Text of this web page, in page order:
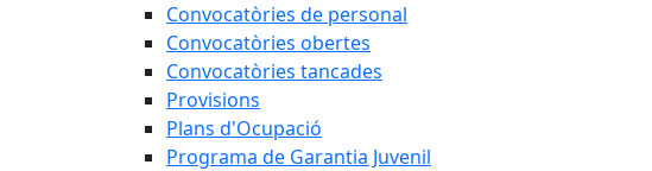
Convocatòries de personal
Convocatòries obertes
Convocatòries tancades
Provisions
Plans d'Ocupació
Programa de Garantia Juvenil